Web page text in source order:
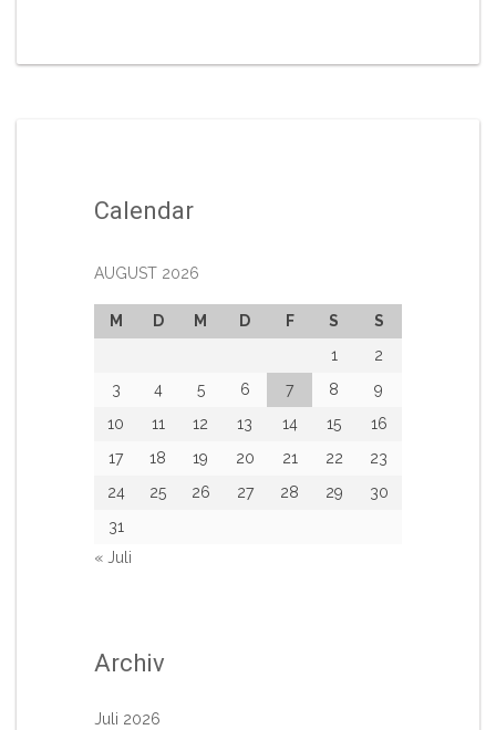
Calendar
AUGUST 2026
M D M D F S
S
1
2
3
4 5 6 7 8
9
10
11 12 13 14 15
16
17
18 19 20 21 22
23
24
25 26 27 28 29
30
31
« Juli
Archiv
Juli 2026